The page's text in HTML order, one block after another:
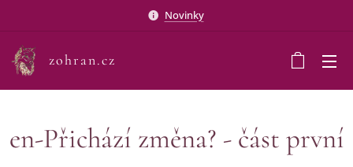
Novinky
zohran.cz
en-Přichází změna? - část první